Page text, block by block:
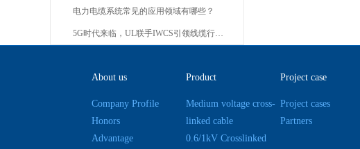
电力电缆系统常见的应用领域有哪些？
5G时代来临，UL联手IWCS引领线缆行业发展新未来
About us
Company Profile
Honors
Advantage
Product
Medium voltage cross-
linked cable
0.6/1kV Crosslinked
Project case
Project cases
Partners